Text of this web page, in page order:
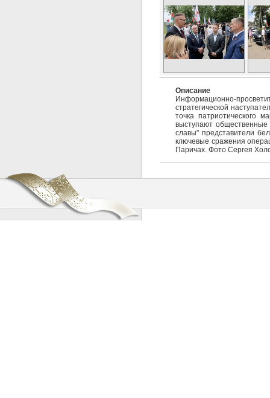
Описание
Информационно-
стратегической
точка патриотического
выступают
славы" представители
ключевые сражения
Паричах. Фото Сергея